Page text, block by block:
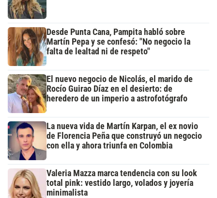
Desde Punta Cana, Pampita habló sobre
Martín Pepa y se confesó: "No negocio la
falta de lealtad ni de respeto"
El nuevo negocio de Nicolás, el marido de
Rocío Guirao Díaz en el desierto: de
heredero de un imperio a astrofotógrafo
La nueva vida de Martín Karpan, el ex novio
de Florencia Peña que construyó un negocio
con ella y ahora triunfa en Colombia
Valeria Mazza marca tendencia con su look
total pink: vestido largo, volados y joyería
minimalista